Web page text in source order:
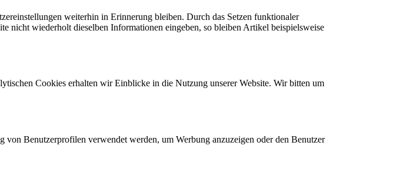
weiterhin in Erinnerung bleiben. Durch das Setzen funktionaler
nicht wiederholt dieselben Informationen eingeben, so bleiben Artikel beispielsweise
Cookies erhalten wir Einblicke in die Nutzung unserer Website. Wir bitten um
Benutzerprofilen verwendet werden, um Werbung anzuzeigen oder den Benutzer